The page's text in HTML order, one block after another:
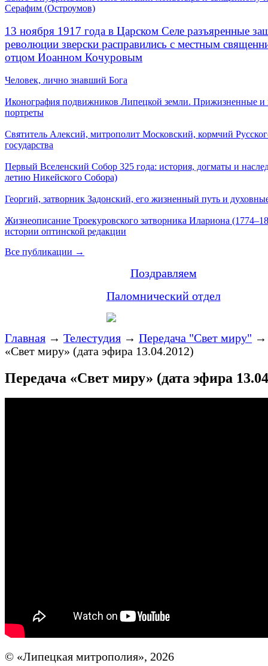
Серафим (Остроумов)
13 ноября 1917 года в Царском Селе разъяренные
революции зверски расправились с местным
отцом Иоанном Кочуровым
Человек, лично знавший Бога
Иконография подвижников Липецкой земли. Прижизненные и
портреты
Святитель Алексий, митрополит Московский, кормчий
государства
Первый Вселенский Собор 325 года: история, догматы и
летию Никейского Собора)
Георгий, затворник Задонский, его жизненный путь и
Жизнеописание Троекуровского затворника Илариона
истории оптинской редакции
Все публикации →
Поздравляем
Паломнический отдел
Главная → Телестудия → Передача "Свет миру"
«Свет миру» (дата эфира 13.04.2012)
Передача «Свет миру» (дата эфира
© «Липецкая митрополия», 2026